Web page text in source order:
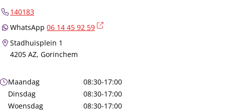
140183
WhatsApp 06 14 45 92 59
Stadhuisplein 1
4205 AZ, Gorinchem
Openingstijden
Maandag
08:30-17:00
Dinsdag
08:30-17:00
Woensdag
08:30-17:00